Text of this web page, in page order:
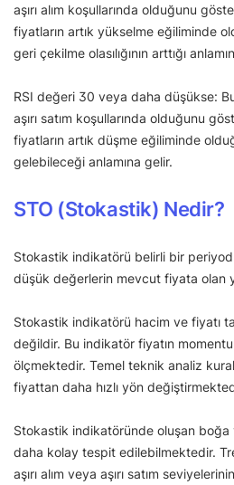
aşırı alım koşullarında olduğunu
fiyatların artık yükselme eğiliminde
geri çekilme olasılığının arttığı
RSI değeri 30 veya daha düşükse:
aşırı satım koşullarında olduğunu
fiyatların artık düşme eğiliminde
gelebileceği anlamına gelir.
STO (Stokastik) Nedir?
Stokastik indikatörü belirli bir
düşük değerlerin mevcut fiyata olan
Stokastik indikatörü hacim ve fiyatı
değildir. Bu indikatör fiyatın
ölçmektedir. Temel teknik analiz
fiyattan daha hızlı yön
Stokastik indikatöründe oluşan boğa
daha kolay tespit edilebilmektedir.
aşırı alım veya aşırı satım